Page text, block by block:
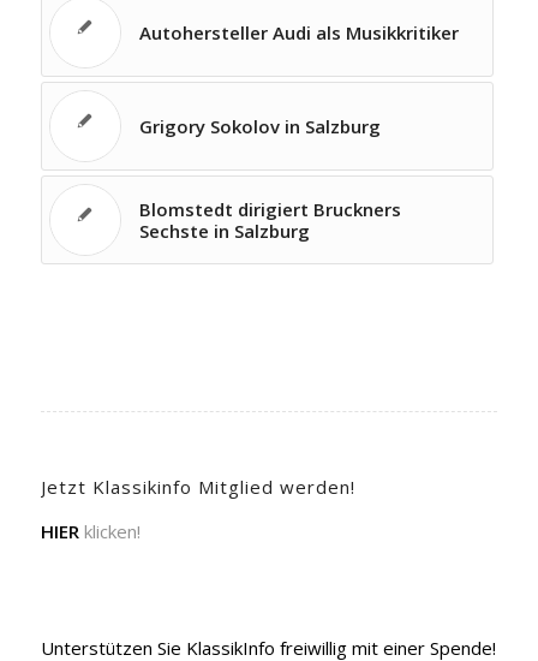
Autohersteller Audi als Musikkritiker
Grigory Sokolov in Salzburg
Blomstedt dirigiert Bruckners
Sechste in Salzburg
Jetzt Klassikinfo Mitglied werden!
HIER klicken!
Unterstützen Sie KlassikInfo freiwillig mit einer Spende!